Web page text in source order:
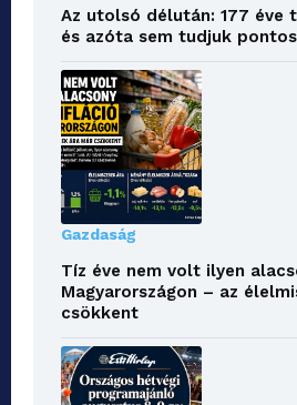
Az utolsó délután: 177 éve
és azóta sem tudjuk
Gazdaság
Tíz éve nem volt ilyen
Magyarországon – az
csökkent